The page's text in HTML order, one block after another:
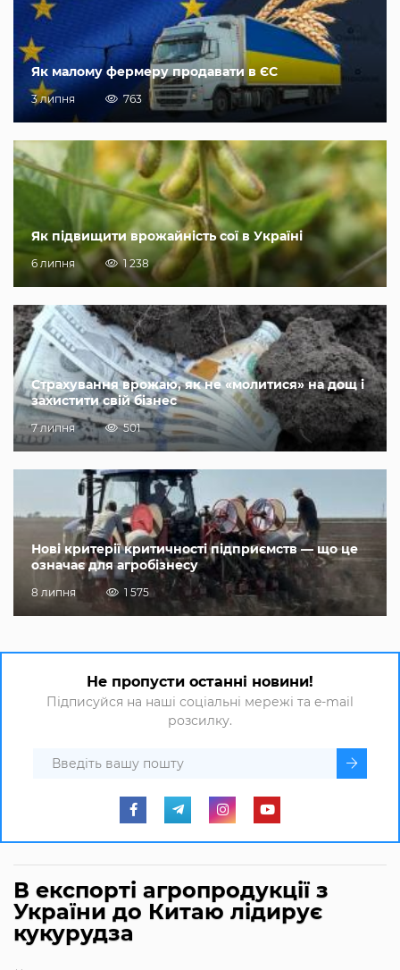
Як малому фермеру продавати в ЄС
3 липня 763
Як підвищити врожайність сої в Україні
6 липня 1 238
Страхування врожаю, як не «молитися» на дощ і
захистити свій бізнес
7 липня 501
Нові критерії критичності підприємств — що це
означає для агробізнесу
8 липня 1 575
Не пропусти останні новини!
Підписуйся на наші соціальні мережі та e-mail
розсилку.
В експорті агропродукції з
України до Китаю лідирує
кукурудза